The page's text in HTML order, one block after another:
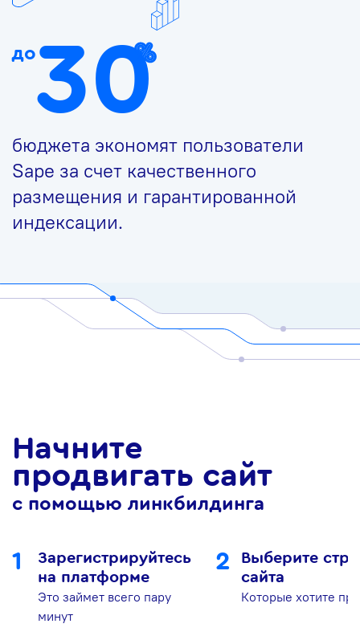
до30
бюджета экономят пользователи
Sape за счет качественного
размещения и гарантированной
индексации.
Начните
продвигать сайт
с помощью линкбилдинга
Зарегистрируйтесь
на платформе
Это займет всего пару
минут
Выберите
сайта
Которые хотите